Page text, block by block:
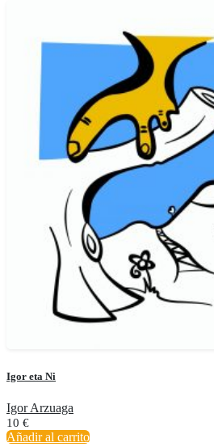
Igor eta Ni
Igor Arzuaga
10 €
Añadir al carrito